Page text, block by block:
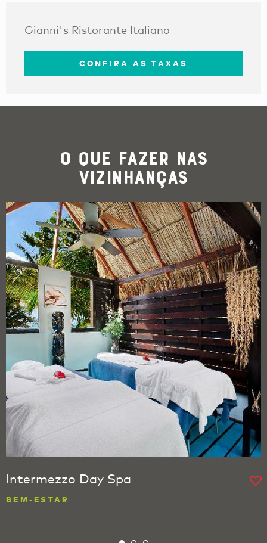
Gianni's Ristorante Italiano
CONFIRA AS TAXAS
O que Fazer nas
Vizinhanças
Intermezzo Day Spa
BEM-ESTAR